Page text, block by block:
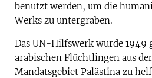
benutzt werden, um die
Werks zu untergraben.
Das UN-Hilfswerk wurde 1949
arabischen Flüchtlingen aus
Mandatsgebiet Palästina zu